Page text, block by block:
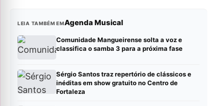
LEIA TAMBÉM EMAgenda Musical
Comunidade Mangueirense solta a voz e
classifica o samba 3 para a próxima fase
Sérgio Santos traz repertório de clássicos e
inéditas em show gratuito no Centro de
Fortaleza